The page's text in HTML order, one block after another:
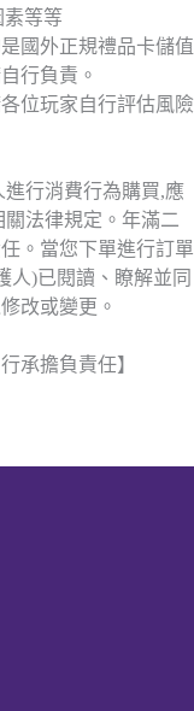
等等
國外正規禮品卡儲值
行負責。
位玩家自行評估風險
行消費行為購買,應
法律規定。年滿二
。當您下單進行訂單
人)已閱讀、瞭解並同
改或變更。
承擔負責任】